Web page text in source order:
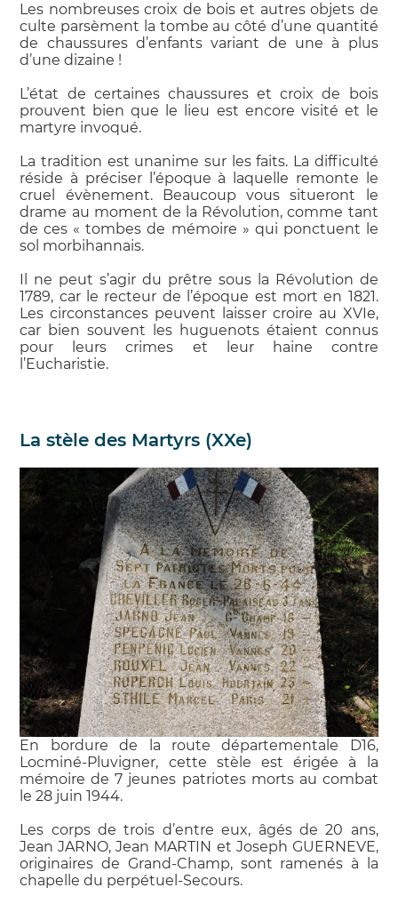
Les nombreuses croix de bois et autres objets de
culte parsèment la tombe au côté d’une quantité
de chaussures d’enfants variant de une à plus
d’une dizaine !
L’état de certaines chaussures et croix de bois
prouvent bien que le lieu est encore visité et le
martyre invoqué.
La tradition est unanime sur les faits. La difficulté
réside à préciser l’époque à laquelle remonte le
cruel évènement. Beaucoup vous situeront le
drame au moment de la Révolution, comme tant
de ces « tombes de mémoire » qui ponctuent le
sol morbihannais.
Il ne peut s’agir du prêtre sous la Révolution de
1789, car le recteur de l’époque est mort en 1821.
Les circonstances peuvent laisser croire au XVIe,
car bien souvent les huguenots étaient connus
pour leurs crimes et leur haine contre
l’Eucharistie.
La stèle des Martyrs (XXe)
En bordure de la route départementale D16,
Locminé-Pluvigner, cette stèle est érigée à la
mémoire de 7 jeunes patriotes morts au combat
le 28 juin 1944.
Les corps de trois d’entre eux, âgés de 20 ans,
Jean JARNO, Jean MARTIN et Joseph GUERNEVE,
originaires de Grand-Champ, sont ramenés à la
chapelle du perpétuel-Secours.